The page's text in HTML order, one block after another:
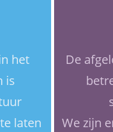
het
is
laten
De
We zijn